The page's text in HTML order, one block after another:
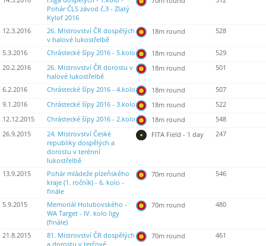
Pohár ČLS závod č.3 - Zlatý
Kylof 2016
12.3.2016
26. Mistrovství ČR dospělých
v halové lukostřelbě
18m round 528
5.3.2016 Chrástecké šípy 2016 - 5.kolo 18m round
529
20.2.2016
26. Mistrovství ČR dorostu v
halové lukostřelbě
18m round 501
6.2.2016 Chrástecké šípy 2016 - 4.kolo 18m round
507
9.1.2016
Chrástecké šípy 2016 - 3.kolo 18m round
522
12.12.2015
Chrástecké šípy 2016 - 2.kolo 18m round
548
26.9.2015
24. Mistrovství České
republiky dospělých a
dorostu v terénní
lukostřelbě
FITA Field - 1 day 247
13.9.2015
Pohár mládeže plzeňského
kraje (1. ročník) - 6. kolo -
finále
70m round 546
5.9.2015
Memoriál Holubovského -
WA Target - IV. kolo ligy
(finále)
70m round 480
21.8.2015
81. Mistrovství ČR dospělých
a dorostu v terčové
70m round 461